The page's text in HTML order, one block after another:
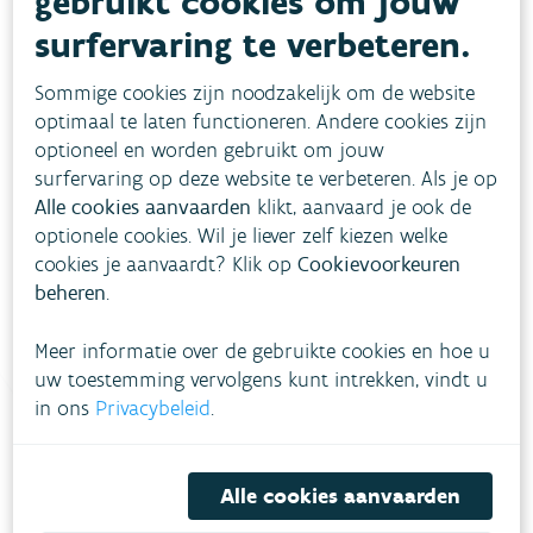
2016
2018
2020 2022 2024
End of interactive chart.
Voor antimoon, molybdeen, tellurium, tin en titaan
werden geen normoverschrijdingen vastgesteld in
de periode 2010-2024.
Bron: VMM
Heb je vragen?
surfervaring te verbeteren.
Sommige cookies zijn noodzakelijk om de website
optimaal te laten functioneren. Andere cookies zijn
optioneel en worden gebruikt om jouw
surfervaring op deze website te verbeteren. Als je op
Alle cookies aanvaarden klikt, aanvaard je ook de
optionele cookies. Wil je liever zelf kiezen welke
cookies je aanvaardt? Klik opCookievoorkeuren
beheren.
Meer informatie over de gebruikte cookies en hoe u
uw toestemming vervolgens kunt intrekken, vindt u
in ons Privacybeleid.
Alle cookies aanvaarden